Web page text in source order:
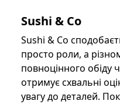
Sushi & Co
Sushi & Co
просто роли, а
повноцінного обіду
отримує схвальні
увагу до деталей.